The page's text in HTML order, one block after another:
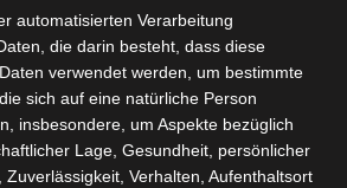
de Soliman – Jeunesse
Omrane (Hauptschiedsrichter:
VAR: Aymen Nasri)
Béja – Espérance sportive de
automatisierten Verarbeitung
die darin besteht, dass diese
verwendet werden, um bestimmte
sich auf eine natürliche Person
insbesondere, um Aspekte bezüglich
Lage, Gesundheit, persönlicher
Verhalten, Aufenthaltsort